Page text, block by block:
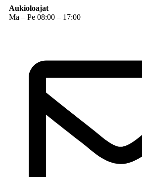
Aukioloajat
Ma – Pe 08:00 – 17:00